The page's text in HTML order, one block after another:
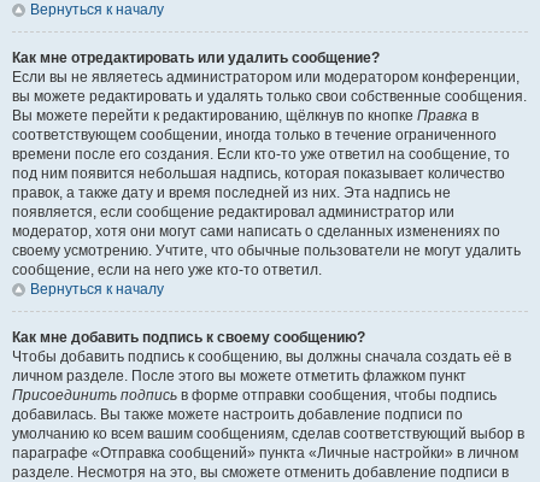
Вернуться к началу
Как мне отредактировать или удалить сообщение?
Если вы не являетесь администратором или модератором конференции,
вы можете редактировать и удалять только свои собственные сообщения.
Вы можете перейти к редактированию, щёлкнув по кнопке Правка в
соответствующем сообщении, иногда только в течение ограниченного
времени после его создания. Если кто-то уже ответил на сообщение, то
под ним появится небольшая надпись, которая показывает количество
правок, а также дату и время последней из них. Эта надпись не
появляется, если сообщение редактировал администратор или
модератор, хотя они могут сами написать о сделанных изменениях по
своему усмотрению. Учтите, что обычные пользователи не могут удалить
сообщение, если на него уже кто-то ответил.
Вернуться к началу
Как мне добавить подпись к своему сообщению?
Чтобы добавить подпись к сообщению, вы должны сначала создать её в
личном разделе. После этого вы можете отметить флажком пункт
Присоединить подпись в форме отправки сообщения, чтобы подпись
добавилась. Вы также можете настроить добавление подписи по
умолчанию ко всем вашим сообщениям, сделав соответствующий выбор в
параграфе «Отправка сообщений» пункта «Личные настройки» в личном
разделе. Несмотря на это, вы сможете отменить добавление подписи в